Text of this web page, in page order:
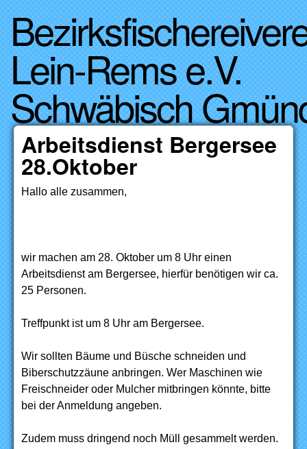
Direkt zum Inhalt
Lein-Rems e.V.
Schwäbisch
Arbeitsdienst Bergersee
28.Oktober
Hallo alle zusammen,
wir machen am 28. Oktober um 8 Uhr einen
Arbeitsdienst am Bergersee, hierfür benötigen wir ca.
25 Personen.
Treffpunkt ist um 8 Uhr am Bergersee.
Wir sollten Bäume und Büsche schneiden und
Biberschutzzäune anbringen. Wer Maschinen wie
Freischneider oder Mulcher mitbringen könnte, bitte
bei der Anmeldung angeben.
Zudem muss dringend noch Müll gesammelt werden.